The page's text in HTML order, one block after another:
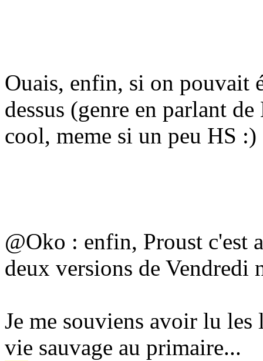
Ouais, enfin, si on pouvait
dessus (genre en parlant
cool, meme si un peu HS :)
@Oko : enfin, Proust c'est
deux versions de Vendredi
Je me souviens avoir lu
vie sauvage au primaire...